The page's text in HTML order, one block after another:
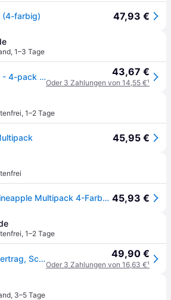
(4-farbig) 47,93 €
, 1–3 Tage
Epson 604 Multipack - 4-pack -- black yellow cyan magenta - original - ink cartridge 43,67 €
Oder 3 Zahlungen von 14,55 €¹
, 1–2 Tage
45,95 €
Epson Original 604 Pineapple Multipack 4-Farben-Tintenpatronen | Schwarz, Cyan, Magenta, Gelb | 1x 3,4 ml, 3X 2,4 ml | Original Tinte für optimale Ergebnisse 45,93 €
, 1–2 Tage
Epson 604, Standardertrag, Schwarz, Cyan, Magenta, Gelb, 3,4 ml, 2,4 ml, 1 Stück(e), Multipack 49,90 €
Oder 3 Zahlungen von 16,63 €¹
, 3–5 Tage